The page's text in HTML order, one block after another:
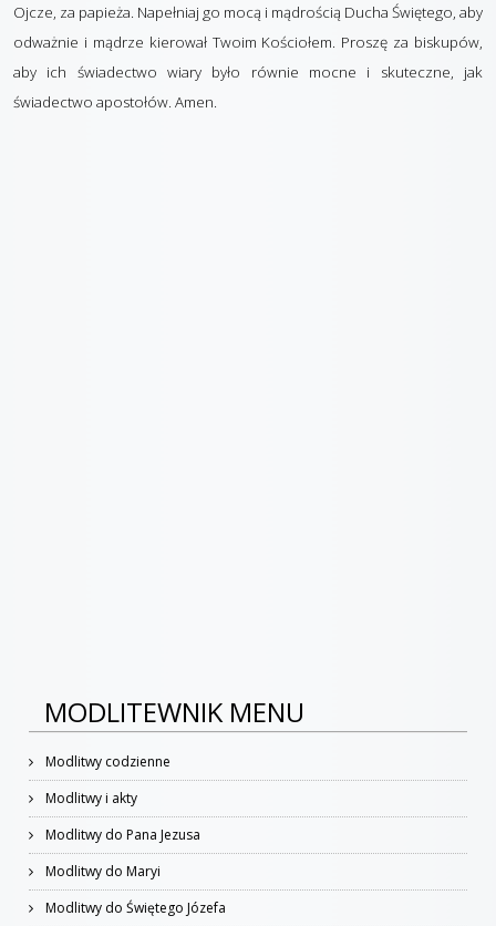
Ojcze, za papieża. Napełniaj go mocą i mądrością Ducha Świętego, aby
odważnie i mądrze kierował Twoim Kościołem. Proszę za biskupów,
aby ich świadectwo wiary było równie mocne i skuteczne, jak
świadectwo apostołów. Amen.
MODLITEWNIK MENU
Modlitwy codzienne
Modlitwy i akty
Modlitwy do Pana Jezusa
Modlitwy do Maryi
Modlitwy do Świętego Józefa